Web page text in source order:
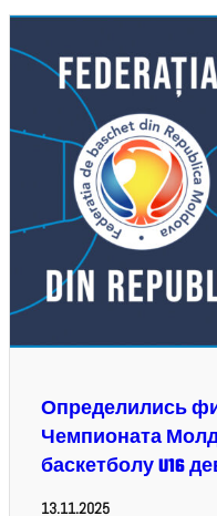
Определились
Чемпионата
баскетболу U16
13.11.2025